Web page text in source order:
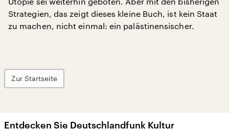
Strategien, das zeigt dieses kleine Buch, ist kein Staat
zu machen, nicht einmal: ein palästinensischer.
Zur Startseite
Entdecken Sie Deutschlandfunk Kultur